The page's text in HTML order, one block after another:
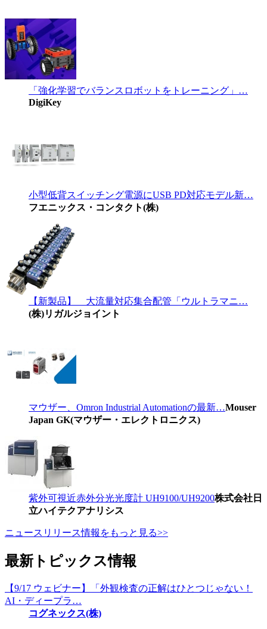
「強化学習でバランスロボットをトレーニング」…
DigiKey
小型低背スイッチング電源にUSB PD対応モデル新…
フエニックス・コンタクト(株)
【新製品】 大流量対応集合配管「ウルトラマニ…
(株)リガルジョイント
マウザー、Omron Industrial Automationの最新…Mouser
Japan GK(マウザー・エレクトロニクス)
紫外可視近赤外分光光度計 UH9100/UH9200株式会社日
立ハイテクアナリシス
ニュースリリース情報をもっと見る>>
最新トピックス情報
【9/17 ウェビナー】「外観検査の正解はひとつじゃない！
AI・ディープラ…
コグネックス(株)